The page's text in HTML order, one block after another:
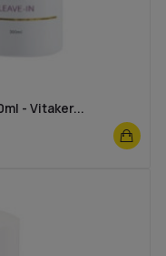
- Vitaker...